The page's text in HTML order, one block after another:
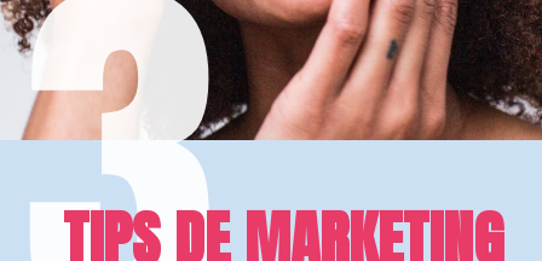
TIPS DE MARKETING